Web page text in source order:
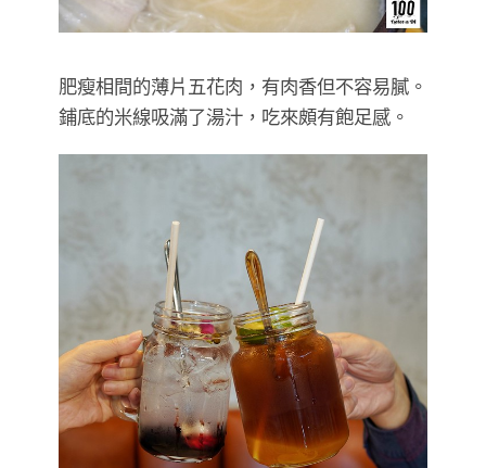
肥瘦相間的薄片五花肉，有肉香但不容易膩。
鋪底的米線吸滿了湯汁，吃來頗有飽足感。